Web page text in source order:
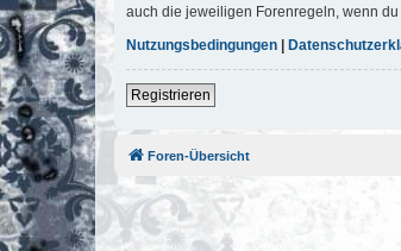
auch die jeweiligen Forenregeln, wenn
Nutzungsbedingungen
Registrieren
Foren-Übersicht